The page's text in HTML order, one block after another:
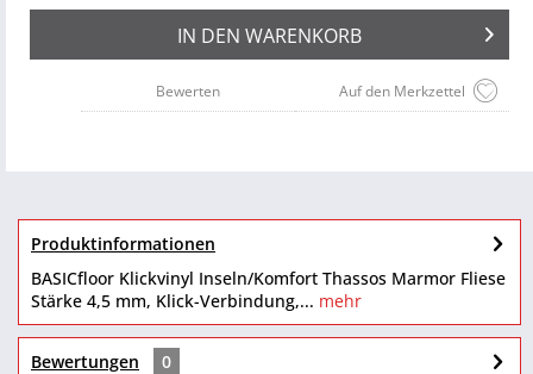
IN DEN WARENKORB
Auf den Merkzettel
Bewerten
Produktinformationen
BASICfloor Klickvinyl Inseln/Komfort Thassos Marmor Fliese
Stärke 4,5 mm, Klick-Verbindung,... mehr
Bewertungen
0